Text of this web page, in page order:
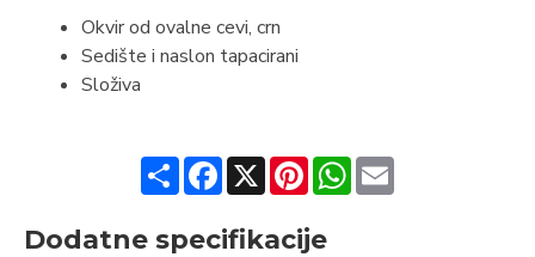
Okvir od ovalne cevi, crn
Sedište i naslon tapacirani
Složiva
ShareFacebook
X PinterestWhatsApp
Email
Dodatne specifikacije